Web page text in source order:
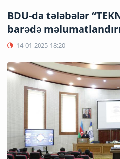
BDU-da tələbələr
barədə
14-01-2025 18:20